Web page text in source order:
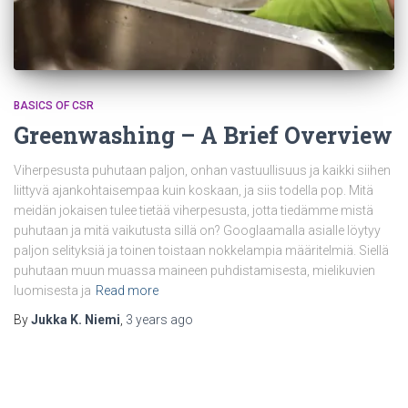
BASICS OF CSR
Greenwashing – A Brief Overview
Viherpesusta puhutaan paljon, onhan vastuullisuus ja kaikki siihen
liittyvä ajankohtaisempaa kuin koskaan, ja siis todella pop. Mitä
meidän jokaisen tulee tietää viherpesusta, jotta tiedämme mistä
puhutaan ja mitä vaikutusta sillä on? Googlaamalla asialle löytyy
paljon selityksiä ja toinen toistaan nokkelampia määritelmiä. Siellä
puhutaan muun muassa maineen puhdistamisesta, mielikuvien
luomisesta ja Read more
ByJukka K. Niemi 3 years ago